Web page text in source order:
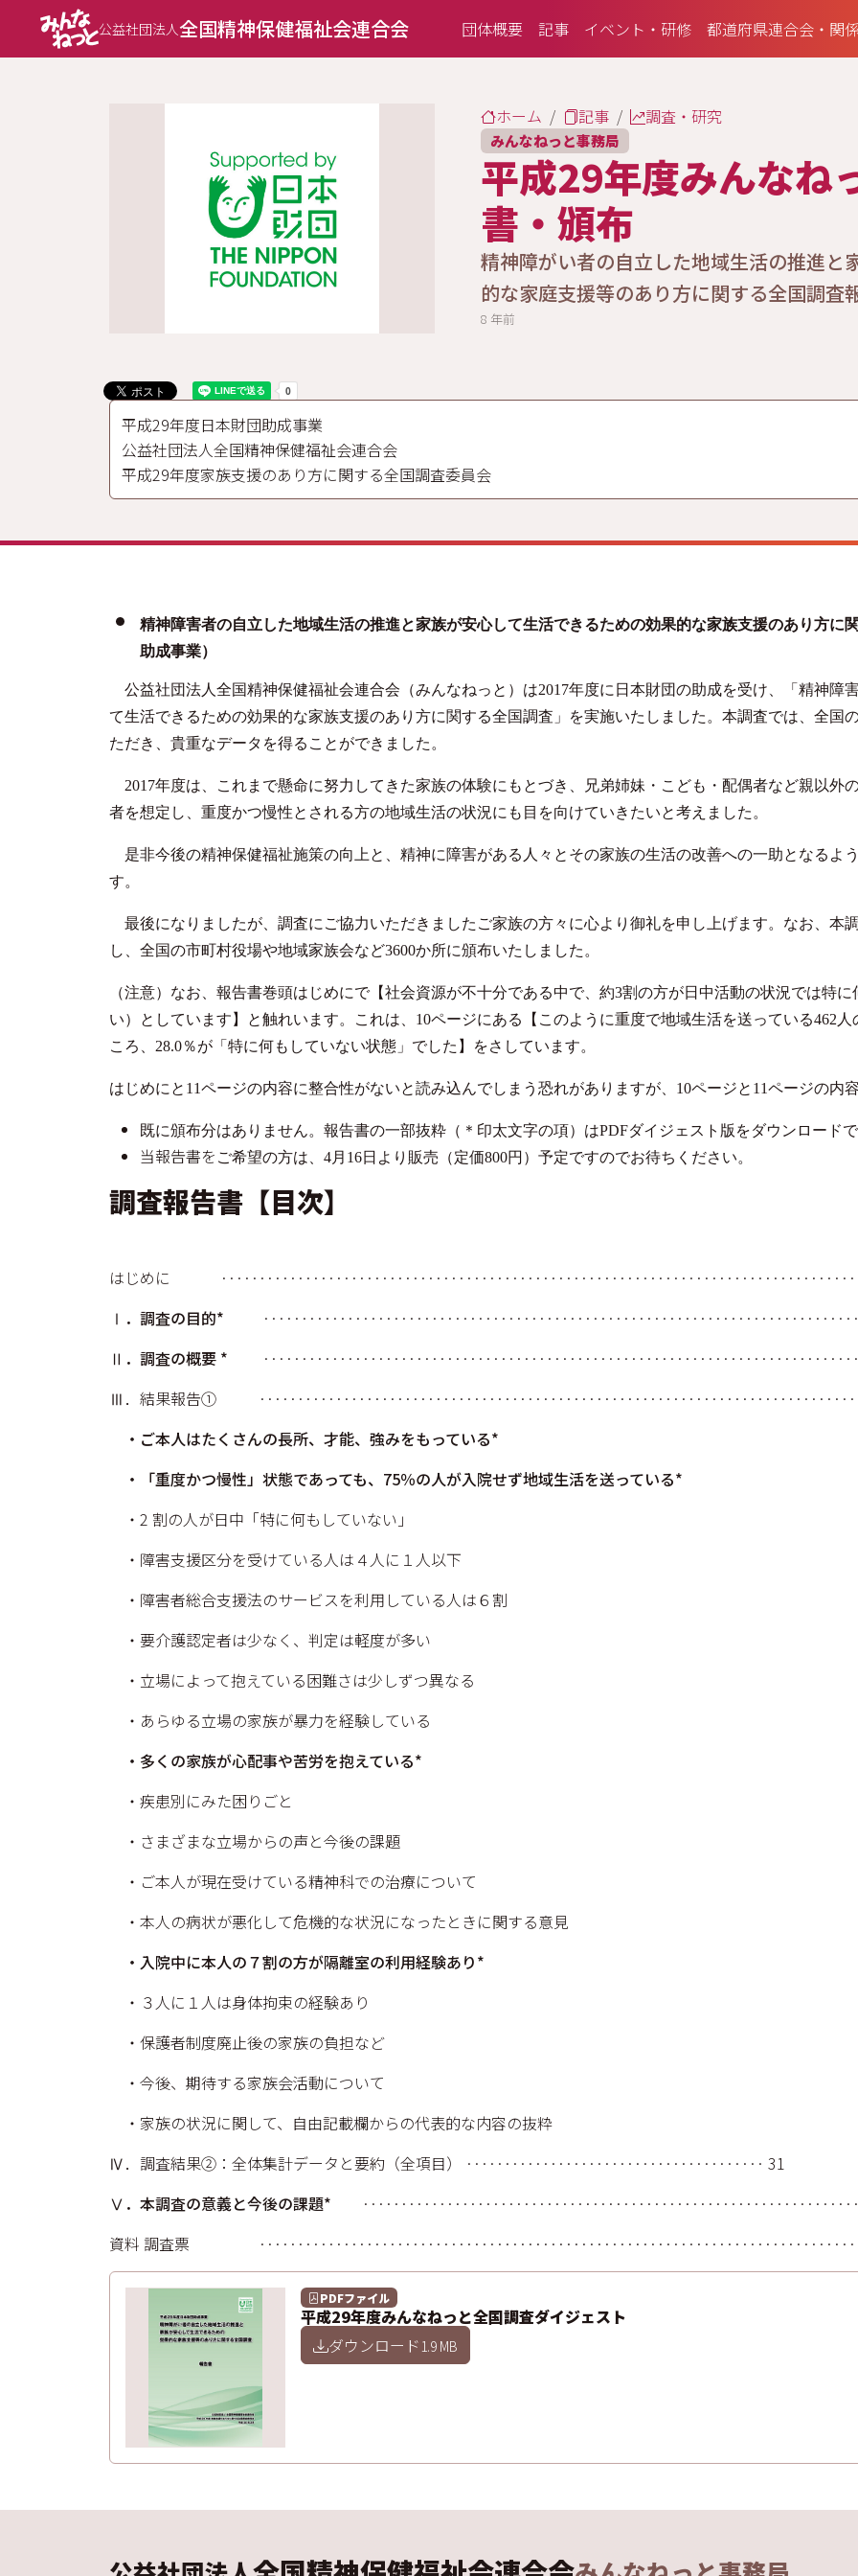
公益社団法人全国精神保健福祉会連合会 団体概要 記事 イベント・研修 都道府県連合会・関
ホーム 記事 調査・研究
みんなねっと事務局
平成29年度みんなね
書・頒布
精神障がい者の自立した地域生活の推進と
的な家庭支援等のあり方に関する全国調査
8 年前
平成29年度日本財団助成事業
公益社団法人全国精神保健福祉会連合会
平成29年度家族支援のあり方に関する全国調査委員会
精神障害者の自立した地域生活の推進と家族が安心して生活できるための効果的な家族支援のあり方に
助成事業）
公益社団法人全国精神保健福祉会連合会（みんなねっと）は2017年度に日本財団の助成を受け、「精神障
て生活できるための効果的な家族支援のあり方に関する全国調査」を実施いたしました。本調査では、全国
ただき、貴重なデータを得ることができました。
2017年度は、これまで懸命に努力してきた家族の体験にもとづき、兄弟姉妹・こども・配偶者など親以外
者を想定し、重度かつ慢性とされる方の地域生活の状況にも目を向けていきたいと考えました。
是非今後の精神保健福祉施策の向上と、精神に障害がある人々とその家族の生活の改善への一助となるよ
す。
最後になりましたが、調査にご協力いただきましたご家族の方々に心より御礼を申し上げます。なお、本
し、全国の市町村役場や地域家族会など3600か所に頒布いたしました。
（注意）なお、報告書巻頭はじめにで【社会資源が不十分である中で、約3割の方が日中活動の状況では特
い）としています】と触れいます。これは、10ページにある【このように重度で地域生活を送っている462
ころ、28.0％が「特に何もしていない状態」でした】をさしています。
はじめにと11ページの内容に整合性がないと読み込んでしまう恐れがありますが、10ページと 11ページの内
既に頒布分はありません。報告書の一部抜粋（＊印太文字の項）はPDFダイジェスト版をダウンロードで
当報告書を ご希望の方は、 4月16日より販売（定価800円）予定ですのでお待ちください。
調査報告書【目次】
はじめに
Ⅰ．調査の目的*
Ⅱ．調査の概要 *
Ⅲ．結果報告①
・ご本⼈はたくさんの⻑所、才能、強みをもっている*
・「重度かつ慢性」状態であっても、75％の⼈が入院せず地域生活を送っている*
・2 割の⼈が日中「特に何もしていない」
・障害支援区分を受けている⼈は４⼈に１⼈以下
・障害者総合支援法のサービスを利用している⼈は６割
・要介護認定者は少なく、判定は軽度が多い
・立場によって抱えている困難さは少しずつ異なる
・あらゆる立場の家族が暴力を経験している
・多くの家族が心配事や苦労を抱えている*
・疾患別にみた困りごと
・さまざまな立場からの声と今後の課題
・ご本⼈が現在受けている精神科での治療について
・本⼈の病状が悪化して危機的な状況になったときに関する意見
・入院中に本⼈の７割の方が隔離室の利用経験あり*
・３⼈に１⼈は身体拘束の経験あり
・保護者制度廃止後の家族の負担など
・今後、期待する家族会活動について
・家族の状況に関して、自由記載欄からの代表的な内容の抜粋
Ⅳ．調査結果②：全体集計データと要約（全項目） ······································· 31
Ⅴ．本調査の意義と今後の課題*
資料 調査票
PDFファイル
平成29年度みんなねっと全国調査ダイジェスト
ダウンロード1.9 MB